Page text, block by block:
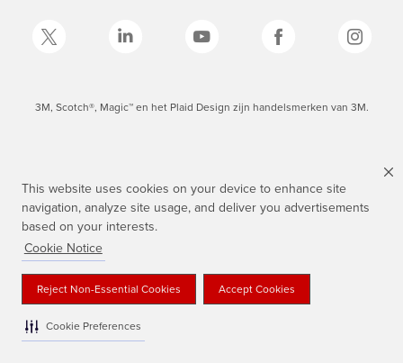
This website uses cookies on your device to enhance site
navigation, analyze site usage, and deliver you advertisements
based on your interests.
Cookie Notice
Reject Non-Essential Cookies Accept Cookies
Cookie Preferences
3M, Scotch®, Magic™ en het Plaid Design zijn handelsmerken van 3M.